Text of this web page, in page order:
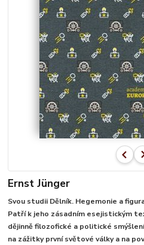
Ernst Jünger
Svou studii Dělník. Hegemonie a
Patří k jeho zásadním esejistickým
dějinně filozofické a politické
na zážitky první světové války a na